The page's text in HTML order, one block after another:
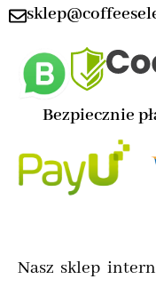
Bezpiecznie
Nasz sklep